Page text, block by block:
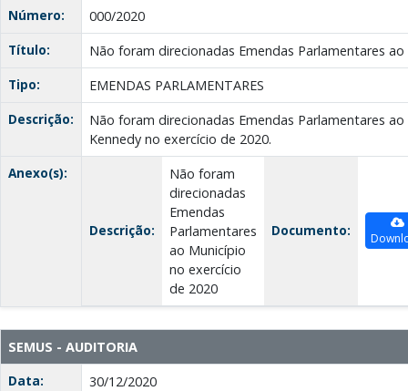
Número:
000/2020
Título:
Não foram direcionadas Emendas Parlamentares
Tipo:
EMENDAS PARLAMENTARES
Descrição:
Não foram direcionadas Emendas Parlamentares
Kennedy no exercício de 2020.
Anexo(s):
Descrição:
Não foram
direcionadas
Emendas
Parlamentares
ao Município
no exercício
de 2020
Documento:
SEMUS - AUDITORIA
Data:
30/12/2020